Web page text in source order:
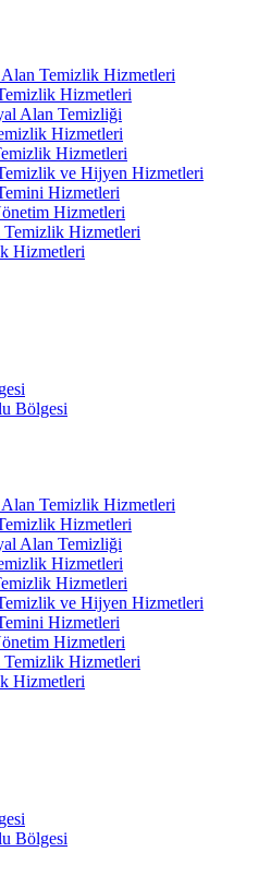
Temizlik Hizmetleri
Hizmetleri
Alan Temizliği
Hizmetleri
Hizmetleri
ve Hijyen Hizmetleri
Hizmetleri
Hizmetleri
Hizmetleri
Hizmetleri
Bölgesi
Temizlik Hizmetleri
Hizmetleri
Alan Temizliği
Hizmetleri
Hizmetleri
ve Hijyen Hizmetleri
Hizmetleri
Hizmetleri
Hizmetleri
Hizmetleri
Bölgesi